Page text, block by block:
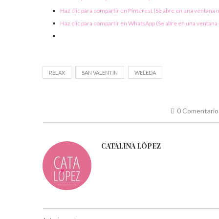
Haz clic para compartir en Pinterest (Se abre en una ventana
Haz clic para compartir en WhatsApp (Se abre en una ventana
RELAX SAN VALENTIN WELEDA
0 Comentario
CATALINA LÓPEZ